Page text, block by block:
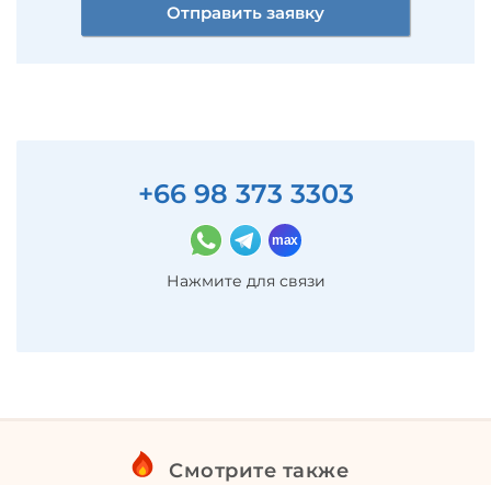
Отправить заявку
+66 98 373 3303
Нажмите для связи
Смотрите также